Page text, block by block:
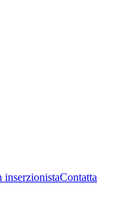
inserzionistaContatta